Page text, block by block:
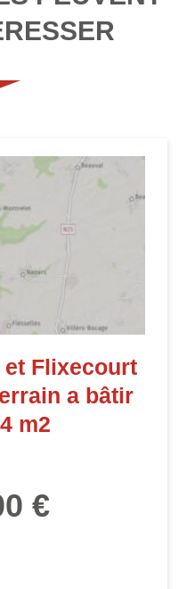
Flixecourt
a bâtir
m2
€